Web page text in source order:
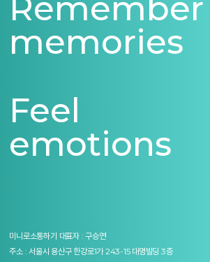
Remember
memories
Feel
emotions
미니로소통하기 대표자 : 구승연
주소 : 서울시 용산구 한강로1가 243-15 대명빌딩 3층